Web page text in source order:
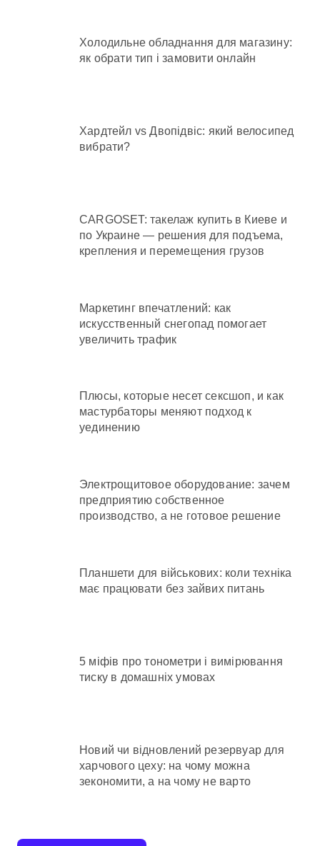
Холодильне обладнання для магазину:
як обрати тип і замовити онлайн
Хардтейл vs Двопідвіс: який велосипед
вибрати?
CARGOSET: такелаж купить в Киеве и
по Украине — решения для подъема,
крепления и перемещения грузов
Маркетинг впечатлений: как
искусственный снегопад помогает
увеличить трафик
Плюсы, которые несет сексшоп, и как
мастурбаторы меняют подход к
уединению
Электрощитовое оборудование: зачем
предприятию собственное
производство, а не готовое решение
Планшети для військових: коли техніка
має працювати без зайвих питань
5 міфів про тонометри і вимірювання
тиску в домашніх умовах
Новий чи відновлений резервуар для
харчового цеху: на чому можна
зекономити, а на чому не варто